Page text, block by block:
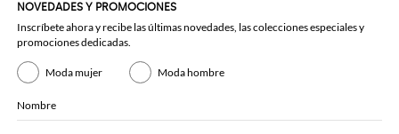
NOVEDADES Y PROMOCIONES
Inscríbete ahora y recibe las últimas novedades, las colecciones especiales y
promociones dedicadas.
Moda mujer Moda hombre
Nombre